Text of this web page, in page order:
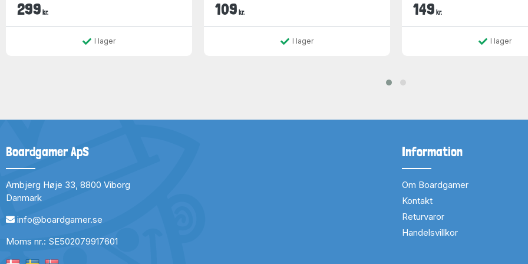
299 kr.
I lager
109 kr.
I lager
149 kr.
I lager
Boardgamer ApS
Arnbjerg Høje 33, 8800 Viborg
Danmark
info@boardgamer.se
Moms nr.: SE502079917601
Information
Om Boardgamer
Kontakt
Returvaror
Handelsvillkor